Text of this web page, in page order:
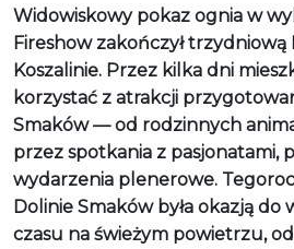
Widowiskowy pokaz ognia w
Fireshow zakończył trzydniową
Koszalinie. Przez kilka dni
korzystać z atrakcji
Smaków — od rodzinnych
przez spotkania z pasjonatami,
wydarzenia plenerowe.
Dolinie Smaków była okazją
czasu na świeżym powietrzu,